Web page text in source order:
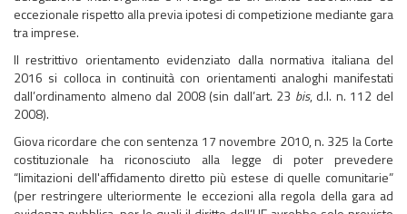
eccezionale rispetto alla previa ipotesi di competizione mediante gara
tra imprese.
Il restrittivo orientamento evidenziato dalla normativa italiana del
2016 si colloca in continuità con orientamenti analoghi manifestati
dall’ordinamento almeno dal 2008 (sin dall’art. 23 bis, d.l. n. 112 del
2008).
Giova ricordare che con sentenza 17 novembre 2010, n. 325 la Corte
costituzionale ha riconosciuto alla legge di poter prevedere
“limitazioni dell'affidamento diretto più estese di quelle comunitarie”
(per restringere ulteriormente le eccezioni alla regola della gara ad